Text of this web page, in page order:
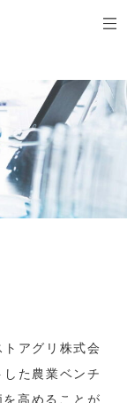
アグリ株式会
た農業ベンチ
高めることが